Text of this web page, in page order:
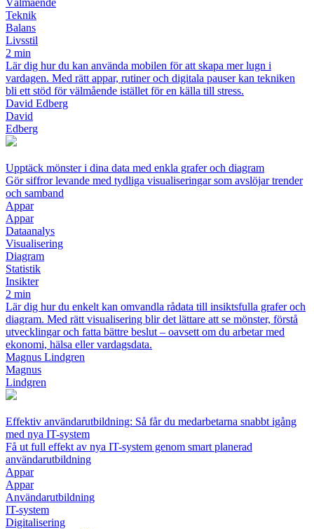
Välmående
Teknik
Balans
Livsstil
2 min
Lär dig hur du kan använda mobilen för att skapa mer lugn i
vardagen. Med rätt appar, rutiner och digitala pauser kan tekniken
bli ett stöd för välmående istället för en källa till stress.
David Edberg
David
Edberg
Upptäck mönster i dina data med enkla grafer och diagram
Gör siffror levande med tydliga visualiseringar som avslöjar trender
och samband
Appar
Appar
Dataanalys
Visualisering
Diagram
Statistik
Insikter
2 min
Lär dig hur du enkelt kan omvandla rådata till insiktsfulla grafer och
diagram. Med rätt visualisering blir det lättare att se mönster, förstå
utvecklingar och fatta bättre beslut – oavsett om du arbetar med
ekonomi, hälsa eller vardagsdata.
Magnus Lindgren
Magnus
Lindgren
Effektiv användarutbildning: Så får du medarbetarna snabbt igång
med nya IT-system
Få ut full effekt av nya IT-system genom smart planerad
användarutbildning
Appar
Appar
Användarutbildning
IT-system
Digitalisering